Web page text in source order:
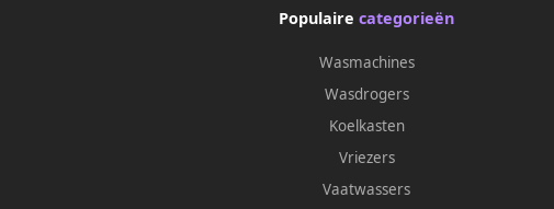
Populaire categorieën
Wasmachines
Wasdrogers
Koelkasten
Vriezers
Vaatwassers